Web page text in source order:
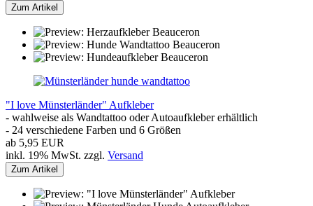
Zum Artikel
"I love Münsterländer" Aufkleber
- wahlweise als Wandtattoo oder Autoaufkleber erhältlich
- 24 verschiedene Farben und 6 Größen
ab 5,95 EUR
inkl. 19% MwSt. zzgl. Versand
Zum Artikel